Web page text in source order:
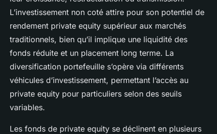
L’investissement non coté attire pour son potentiel de
rendement private equity supérieur aux marchés
traditionnels, bien qu’il implique une liquidité des
fonds réduite et un placement long terme. La
diversification portefeuille s’opère via différents
véhicules d’investissement, permettant l’accès au
private equity pour particuliers selon des seuils
variables.
Les fonds de private equity se déclinent en plusieurs